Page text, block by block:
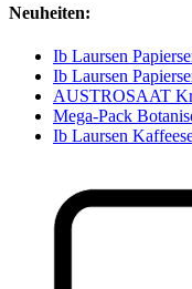
Neuheiten:
Ib Laursen
Ib Laursen
AUSTROSAAT
Mega-Pack
Ib Laursen